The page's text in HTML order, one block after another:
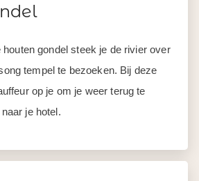
houten gondel steek je de rivier over
tempel te bezoeken. Bij deze
op je om je weer terug te
je hotel.